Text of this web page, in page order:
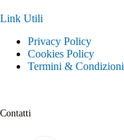
Link Utili
Privacy Policy
Cookies Policy
Termini & Condizioni
Contatti